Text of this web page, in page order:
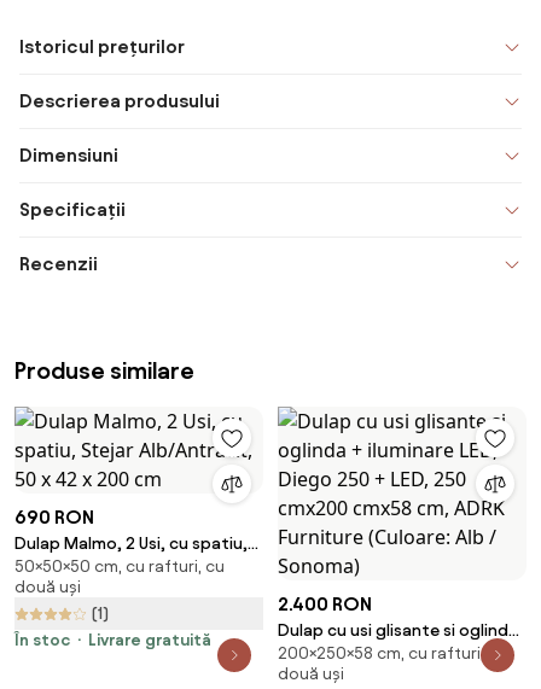
Istoricul prețurilor
Descrierea produsului
Dimensiuni
Specificații
Recenzii
Produse similare
690 RON
Dulap Malmo, 2 Usi, cu spatiu,
Stejar Alb/Antracit, 50 x 42 x
200 cm
50×50×50 cm, cu rafturi, cu
două uși
(1)
În stoc
Livrare gratuită
2.400 RON
Dulap cu usi glisante si oglinda
+ iluminare LED, Diego 250 +
LED, 250 cmx200 cmx58 cm,
200×250×58 cm, cu rafturi, cu
două uși